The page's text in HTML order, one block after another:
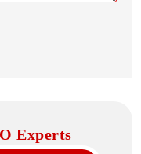
Experts